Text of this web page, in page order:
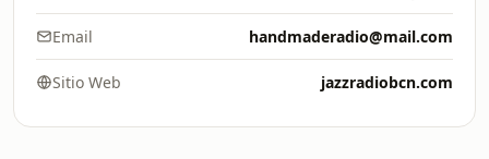
Email handmaderadio@mail.com
Sitio Web jazzradiobcn.com